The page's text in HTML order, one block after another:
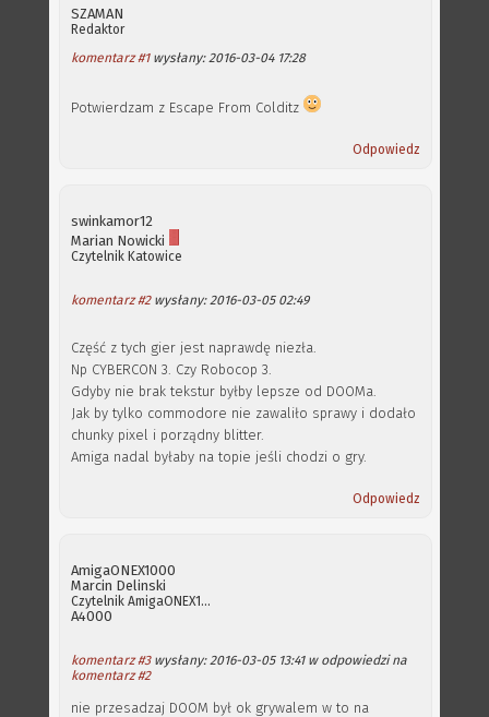
SZAMAN
Redaktor
komentarz #1wysłany: 2016-03-04 17:28
Potwierdzam z Escape From Colditz
Odpowiedz
swinkamor12
Marian Nowicki
Czytelnik Katowice
komentarz #2wysłany: 2016-03-05 02:49
Część z tych gier jest naprawdę niezła.
Np CYBERCON 3. Czy Robocop 3.
Gdyby nie brak tekstur byłby lepsze od DOOMa.
Jak by tylko commodore nie zawaliło sprawy i dodało
chunky pixel i porządny blitter.
Amiga nadal byłaby na topie jeśli chodzi o gry.
Odpowiedz
AmigaONEX1000
Marcin Delinski
Czytelnik AmigaONEX1000
A4000
komentarz #3wysłany: 2016-03-05 13:41 w odpowiedzi na
komentarz #2
nie przesadzaj DOOM był ok grywalem w to na